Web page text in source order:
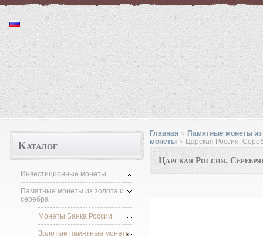
Монеты "http://moneta.1kzn.ru"
Каталог
Инвестиционные монеты
Памятные монеты из золота и
серебра
Монеты Банка России
Золотые памятные монеты
Главная >
Памятные монеты из
монеты > Царская Россия.
Царская Россия.